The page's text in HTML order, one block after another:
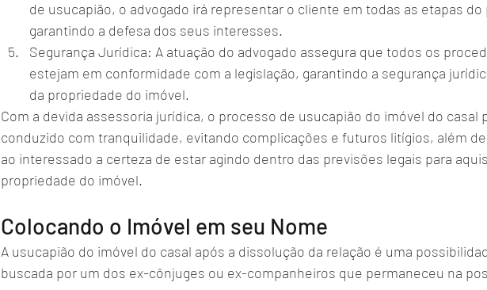
de usucapião, o advogado irá representar o cliente em todas as etapas
garantindo a defesa dos seus interesses.
Segurança Jurídica: A atuação do advogado assegura que todos os
estejam em conformidade com a legislação, garantindo a segurança
da propriedade do imóvel.
Com a devida assessoria jurídica, o processo de usucapião do imóvel do casal
conduzido com tranquilidade, evitando complicações e futuros litígios, além
ao interessado a certeza de estar agindo dentro das previsões legais para
propriedade do imóvel.
Colocando o Imóvel em seu Nome
A usucapião do imóvel do casal após a dissolução da relação é uma
buscada por um dos ex-cônjuges ou ex-companheiros que permaneceu na